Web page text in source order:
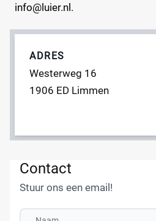
info@luier.nl.
ADRES
Westerweg 16
1906 ED Limmen
Contact
Stuur ons een email!
Naam: